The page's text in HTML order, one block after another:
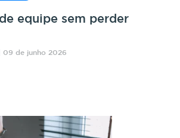
equipe sem perder
09 de junho 2026